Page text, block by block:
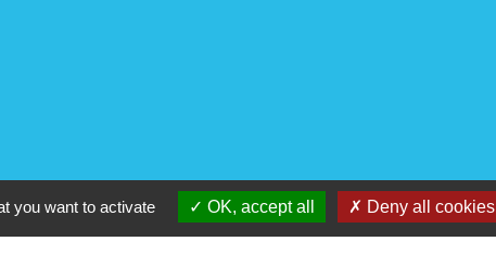
- Plan du site Gestion des cookies
you want to activate OK, accept all Deny all cookies